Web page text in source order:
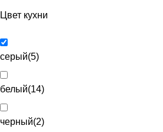
Цвет кухни
серый(5)
белый(14)
черный(2)